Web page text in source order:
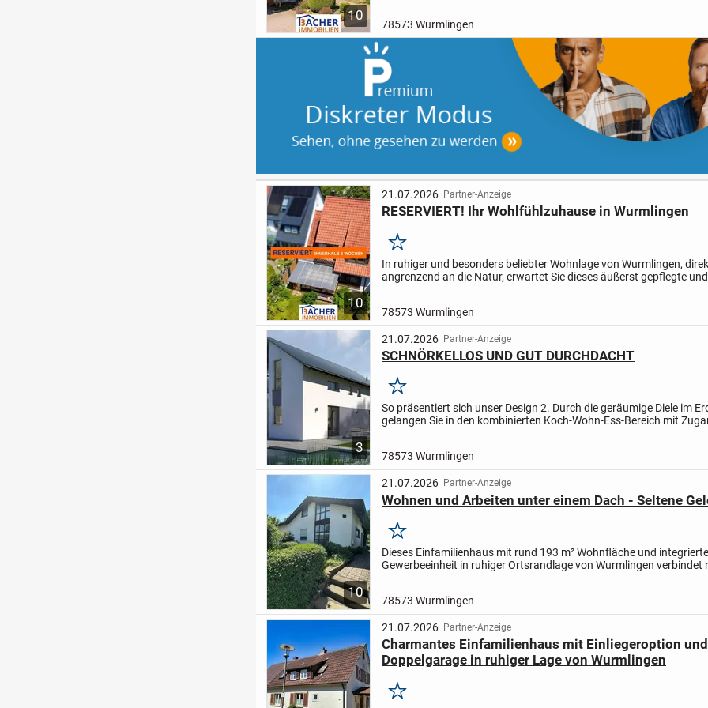
10
78573 Wurmlingen
10
21.07.2026 Partner-Anzeige
RESERVIERT! Ihr Wohlfühlzuhause in Wurmlingen
Merken
In ruhiger und besonders beliebter Wohnlage von Wurmlingen,
angrenzend an die Natur, erwartet Sie dieses äußerst gepflegte und
78573 Wurmlingen
3
21.07.2026 Partner-Anzeige
SCHNÖRKELLOS UND GUT DURCHDACHT
Merken
So präsentiert sich unser Design 2. Durch die geräumige Diele im
gelangen Sie in den kombinierten Koch-Wohn-Ess-Bereich mit
78573 Wurmlingen
10
21.07.2026 Partner-Anzeige
Wohnen und Arbeiten unter einem Dach - Seltene
Merken
Dieses Einfamilienhaus mit rund 193 m² Wohnfläche und
Gewerbeeinheit in ruhiger Ortsrandlage von Wurmlingen verbindet
78573 Wurmlingen
21.07.2026 Partner-Anzeige
Charmantes Einfamilienhaus mit Einliegeroption und
Doppelgarage in ruhiger Lage von Wurmlingen
Merken